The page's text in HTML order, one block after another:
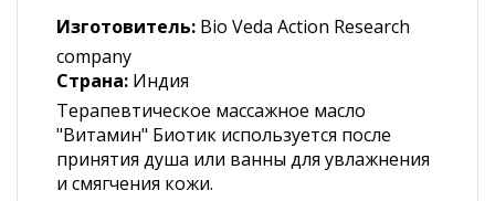
Изготовитель: Bio Veda Action Research
company
Страна: Индия
Терапевтическое массажное масло
"Витамин" Биотик используется после
принятия душа или ванны для увлажнения
и смягчения кожи.